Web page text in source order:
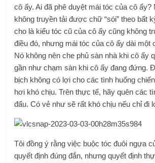
cô ấy. Ai đã phê duyệt mái tóc của cô ấy?
không truyền tải được chữ “sói” theo bất
cho là kiểu tóc cũ của cô ấy cũng không
điều đó, nhưng mái tóc của cô ấy dài một
Nó không nên che phủ sàn nhà khi cô ấy
gần như chạm sàn khi cô ấy đang đứng.
bịch không có lợi cho các tình huống
hơi khó chịu. Trên thực tế, hãy quên các
đấu. Có vẻ như sẽ rất khó chịu nếu chỉ đi
Tôi đồng ý rằng việc buộc tóc đuôi ngựa
quyết định đúng đắn, nhưng quyết định